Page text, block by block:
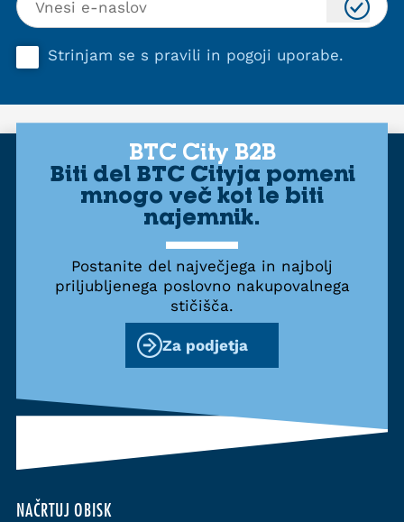
Strinjam se s pravili in pogoji uporabe.
NAČRTUJ OBISK
BTC City B2B
Biti del BTC Cityja pomeni
mnogo več kot le biti
najemnik.
Postanite del največjega in najbolj
priljubljenega poslovno nakupovalnega
stičišča.
Za podjetja